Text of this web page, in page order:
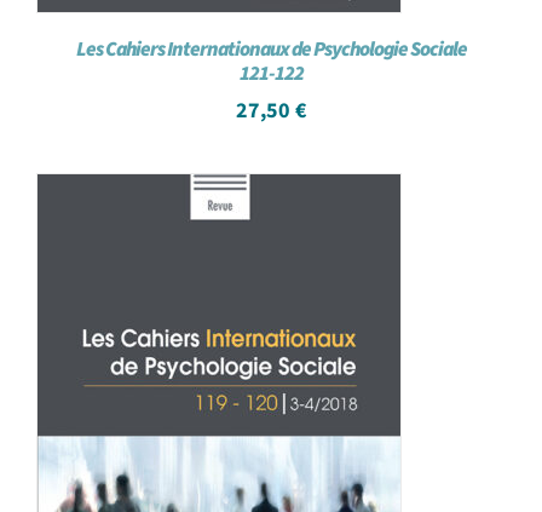
Les Cahiers Internationaux de Psychologie Sociale
121-122
27,50 €